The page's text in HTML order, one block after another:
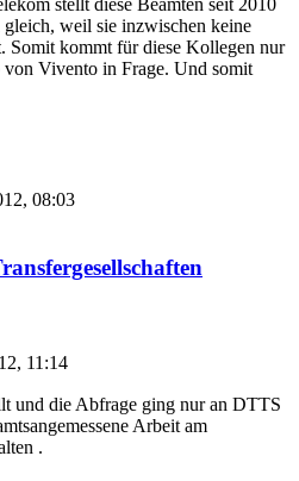
stellt diese Beamten seit 2010
weil sie inzwischen keine
Somit kommt für diese Kollegen nur
Vivento in Frage. Und somit
08:03
11:14
und die Abfrage ging nur an DTTS
Arbeit am
.